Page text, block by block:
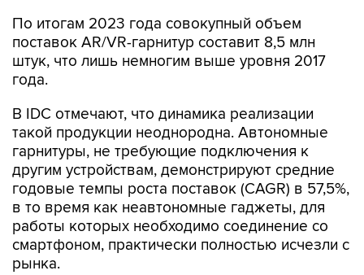
По итогам 2023 года совокупный объем
поставок AR/VR-гарнитур составит 8,5 млн
штук, что лишь немногим выше уровня 2017
года.
В IDC отмечают, что динамика реализации
такой продукции неоднородна. Автономные
гарнитуры, не требующие подключения к
другим устройствам, демонстрируют средние
годовые темпы роста поставок (CAGR) в 57,5%,
в то время как неавтономные гаджеты, для
работы которых необходимо соединение со
смартфоном, практически полностью исчезли с
рынка.